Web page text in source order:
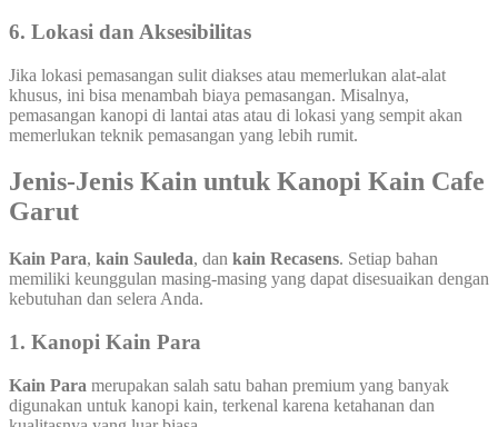
6. Lokasi dan Aksesibilitas
Jika lokasi pemasangan sulit diakses atau memerlukan alat-alat
khusus, ini bisa menambah biaya pemasangan. Misalnya,
pemasangan kanopi di lantai atas atau di lokasi yang sempit akan
memerlukan teknik pemasangan yang lebih rumit.
Jenis-Jenis Kain untuk Kanopi Kain Cafe
Garut
Kain Para, kain Sauleda, dan kain Recasens. Setiap bahan
memiliki keunggulan masing-masing yang dapat disesuaikan dengan
kebutuhan dan selera Anda.
1. Kanopi Kain Para
Kain Para merupakan salah satu bahan premium yang banyak
digunakan untuk kanopi kain, terkenal karena ketahanan dan